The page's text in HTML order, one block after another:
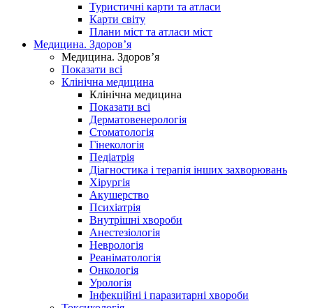
Туристичні карти та атласи
Карти світу
Плани міст та атласи міст
Медицина. Здоров’я
Медицина. Здоров’я
Показати всі
Клінічна медицина
Клінічна медицина
Показати всі
Дерматовенерологія
Стоматологія
Гінекологія
Педіатрія
Діагностика і терапія інших захворювань
Хірургія
Акушерство
Психіатрія
Внутрішні хвороби
Анестезіологія
Неврологія
Реаніматологія
Онкологія
Урологія
Інфекційні і паразитарні хвороби